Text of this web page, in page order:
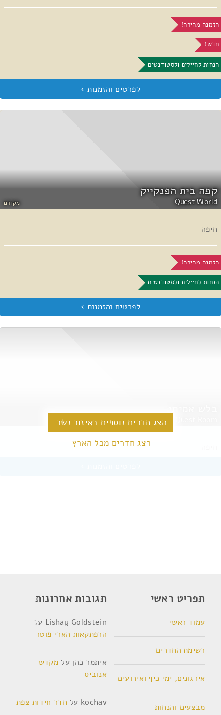
הזמנה מהירה!
חדש!
הנחות לחיילים ולסטודנטים
קפה בית הפנקייק
Quest World מקודם
חיפה
הזמנה מהירה!
הנחות לחיילים ולסטודנטים
בלש אמיתי
הצג חדרים נוספים באיזור נשר
הצג חדרים מכל הארץ
תפריט ראשי
עמוד ראשי
רשימת החדרים
אירגונים, ימי כיף ואירועים
מבצעים והנחות
תגובות אחרונות
Lishay Goldstein על
הרפתקאות הארי פוטר
איתמר כהן על מקדש
אנוביס
kochav על חדר חידות צפת